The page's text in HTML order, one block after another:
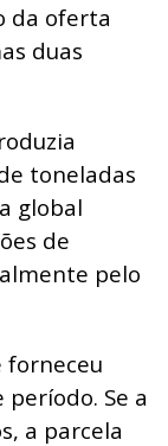
da oferta
duas
toneladas
global
de
pelo
forneceu
Se a
a parcela